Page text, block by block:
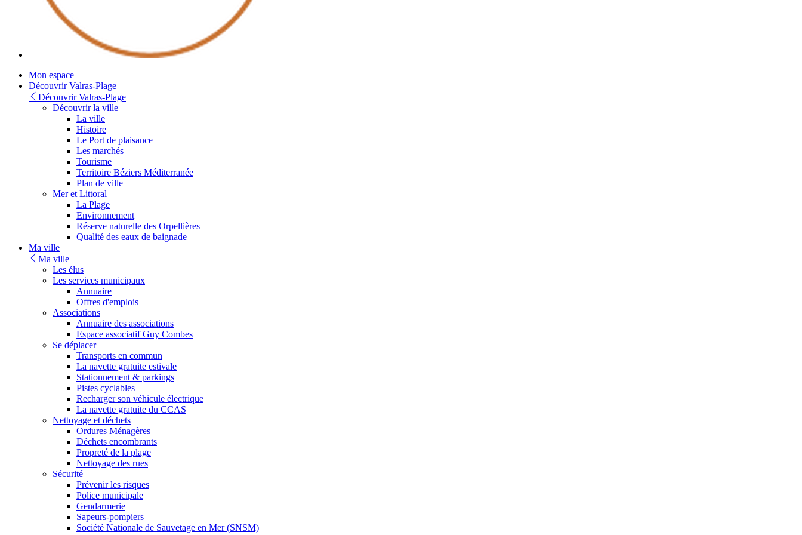
Mon espace
Découvrir Valras-Plage
Découvrir Valras-Plage
Découvrir la ville
La ville
Histoire
Le Port de plaisance
Les marchés
Tourisme
Territoire Béziers Méditerranée
Plan de ville
Mer et Littoral
La Plage
Environnement
Réserve naturelle des Orpellières
Qualité des eaux de baignade
Ma ville
Ma ville
Les élus
Les services municipaux
Annuaire
Offres d'emplois
Associations
Annuaire des associations
Espace associatif Guy Combes
Se déplacer
Transports en commun
La navette gratuite estivale
Stationnement & parkings
Pistes cyclables
Recharger son véhicule électrique
La navette gratuite du CCAS
Nettoyage et déchets
Ordures Ménagères
Déchets encombrants
Propreté de la plage
Nettoyage des rues
Sécurité
Prévenir les risques
Police municipale
Gendarmerie
Sapeurs-pompiers
Société Nationale de Sauvetage en Mer (SNSM)